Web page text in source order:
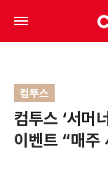
컴투스
컴투스 ‘서머
이벤트 “매